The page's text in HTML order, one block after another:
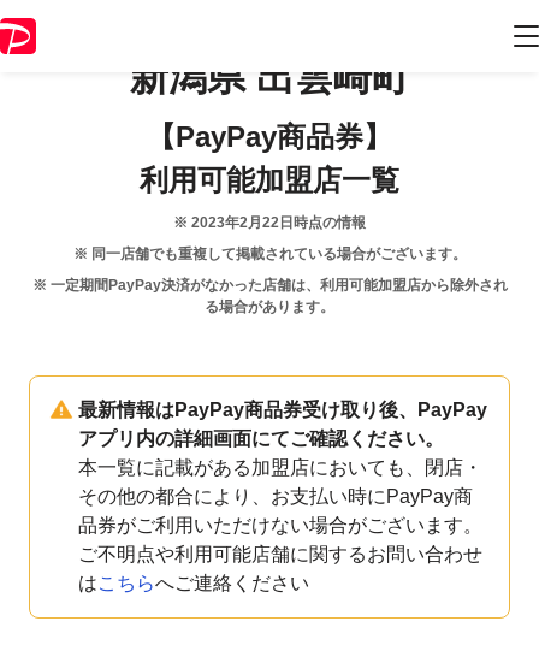
新潟県 出雲崎町
【PayPay商品券】
利用可能加盟店一覧
※ 2023年2月22日 時点の情報
※ 同一店舗でも重複して掲載されている場合がございます。
※ 一定期間PayPay決済がなかった店舗は、利用可能加盟店から除外され
る場合があります。
最新情報はPayPay商品券受け取り後、PayPay
アプリ内の詳細画面にてご確認ください。
本一覧に記載がある加盟店においても、閉店・
その他の都合により、お支払い時にPayPay商
品券がご利用いただけない場合がございます。
ご不明点や利用可能店舗に関するお問い合わせ
はこちらへご連絡ください